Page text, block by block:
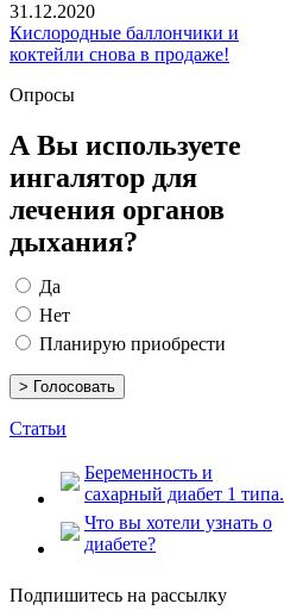
31.12.2020
Кислородные баллончики и
коктейли снова в продаже!
Опросы
А Вы используете
ингалятор для
лечения органов
дыхания?
Да
Нет
Планирую приобрести
Статьи
Беременность и
сахарный диабет 1 типа.
Что вы хотели узнать о
диабете?
Подпишитесь на рассылку